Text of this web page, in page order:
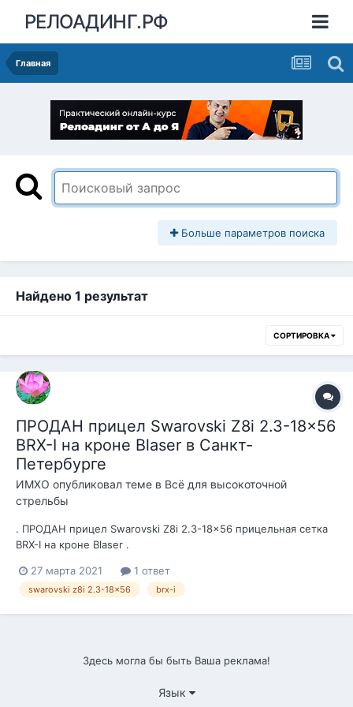
РЕЛОАДИНГ.РФ
Главная
Больше параметров поиска
Найдено 1 результат
СОРТИРОВКА
ПРОДАН прицел Swarovski Z8i 2.3-18x56
BRX-I на кроне Blaser в Санкт-
Петербурге
ИМХО опубликовал теме в Всё для высокоточной
стрельбы
. ПРОДАН прицел Swarovski Z8i 2.3-18x56 прицельная сетка
BRX-I на кроне Blaser .
Прицельная сетка во второй фокальной плоскости, окуляра,
это значит, что при изменении кратности прицельная сетка
27 марта 2021 1 ответ
swarovski z8i 2.3-18x56 brx-i
Здесь могла бы быть Ваша реклама!
Язык